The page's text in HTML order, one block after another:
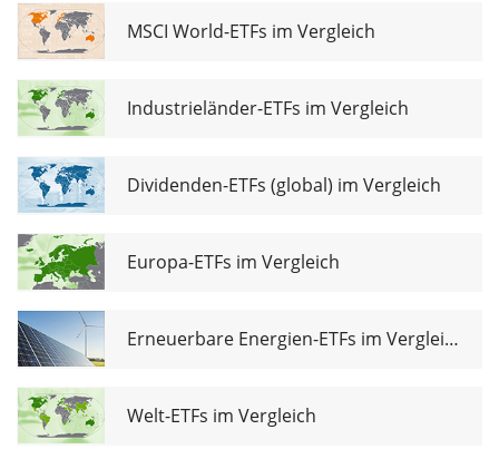
MSCI World-ETFs im Vergleich
Industrieländer-ETFs im Vergleich
Dividenden-ETFs (global) im Vergleich
Europa-ETFs im Vergleich
Erneuerbare Energien-ETFs im Vergleich
Welt-ETFs im Vergleich